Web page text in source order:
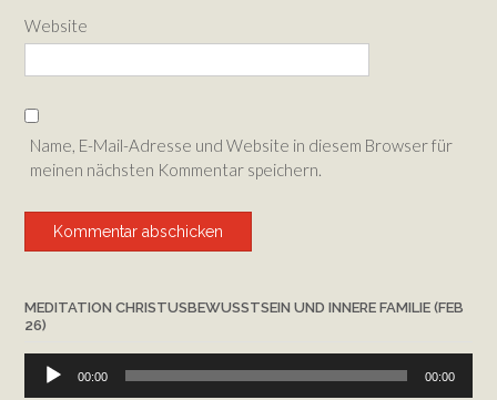
Website
Name, E-Mail-Adresse und Website in diesem Browser für
meinen nächsten Kommentar speichern.
MEDITATION CHRISTUSBEWUSSTSEIN UND INNERE FAMILIE (FEB
26)
Audio-
Player
00:00 00:00